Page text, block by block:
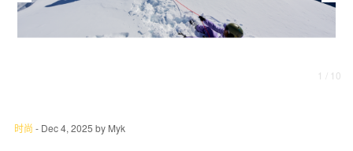
每日栏目
1 / 10
时尚 - Dec 4, 2025 by Myk